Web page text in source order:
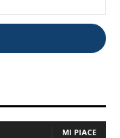
MI PIACE